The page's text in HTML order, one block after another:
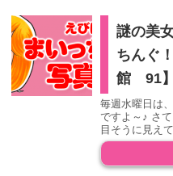
謎の美
ちんぐ
館 91】
毎週水曜日は
ですよ～♪ さ
目そうに見え